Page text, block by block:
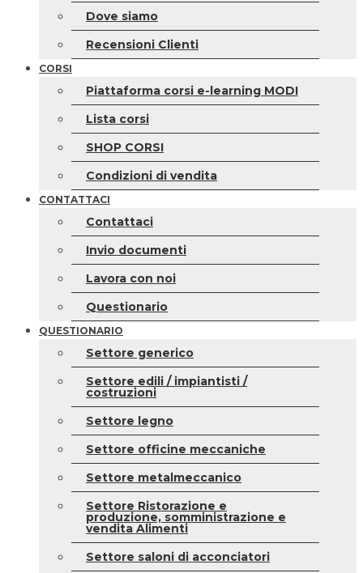
Dove siamo
Recensioni Clienti
CORSI
Piattaforma corsi e-learning MODI
Lista corsi
SHOP CORSI
Condizioni di vendita
CONTATTACI
Contattaci
Invio documenti
Lavora con noi
Questionario
QUESTIONARIO
Settore generico
Settore edili / impiantisti /
costruzioni
Settore legno
Settore officine meccaniche
Settore metalmeccanico
Settore Ristorazione e
produzione, somministrazione e
vendita Alimenti
Settore saloni di acconciatori